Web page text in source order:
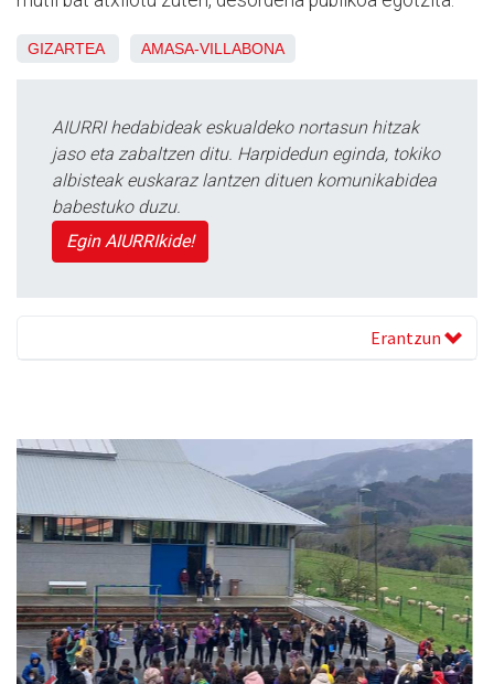
GIZARTEA AMASA-VILLABONA
AIURRI hedabideak eskualdeko nortasun hitzak
jaso eta zabaltzen ditu. Harpidedun eginda, tokiko
albisteak euskaraz lantzen dituen komunikabidea
babestuko duzu.
Egin AIURRIkide!
Erantzun